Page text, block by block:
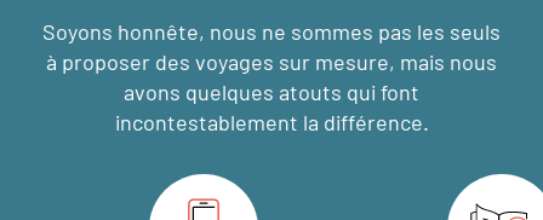
Soyons honnête, nous ne sommes pas les seuls
à proposer des voyages sur mesure, mais nous
avons quelques atouts qui font
incontestablement la différence.